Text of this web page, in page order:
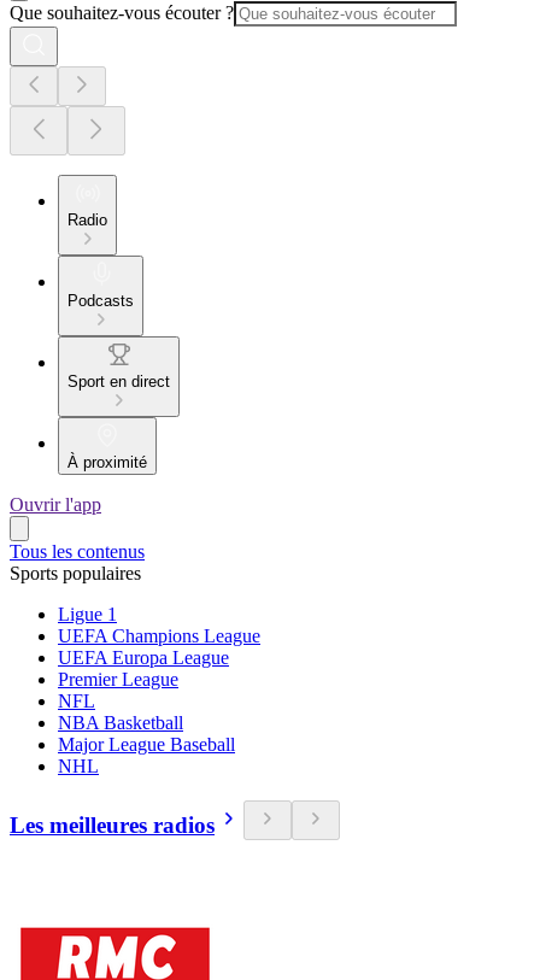
Que souhaitez-vous écouter ?
Radio
Podcasts
Sport en direct
À proximité
Ouvrir l'app
Tous les contenus
Sports populaires
Ligue 1
UEFA Champions League
UEFA Europa League
Premier League
NFL
NBA Basketball
Major League Baseball
NHL
Les meilleures radios